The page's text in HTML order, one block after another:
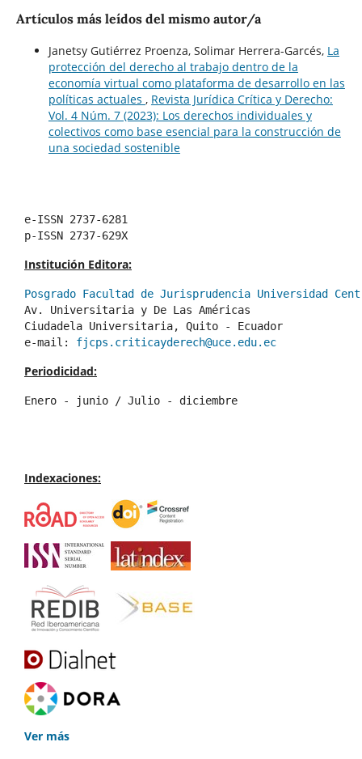
Artículos más leídos del mismo autor/a
Janetsy Gutiérrez Proenza, Solimar Herrera-Garcés, La
protección del derecho al trabajo dentro de la
economía virtual como plataforma de desarrollo en las
políticas actuales , Revista Jurídica Crítica y Derecho:
Vol. 4 Núm. 7 (2023): Los derechos individuales y
colectivos como base esencial para la construcción de
una sociedad sostenible
e-ISSN 2737-6281
p-ISSN 2737-629X
Institución Editora:
Posgrado Facultad de Jurisprudencia Universidad
Av. Universitaria y De Las Américas
Ciudadela Universitaria, Quito - Ecuador
e-mail: fjcps.criticayderech@uce.edu.ec
Periodicidad:
Enero - junio / Julio - diciembre
Indexaciones:
Ver más